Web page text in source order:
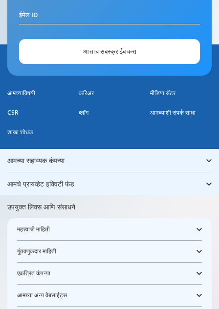
ईमेल ID
आत्ताच सबस्क्राईब करा
आमच्याविषयी करिअर मीडिया सेंटर
CSR ब्लॉग आमच्याशी संपर्क साधा
शाखा शोधक
आमच्या सहाय्यक कंपन्या
आमचे प्रायव्हेट इक्विटी फंड
उपयुक्त लिंक्स आणि संसाधने
महत्त्वाची माहिती
गुंतवणुकदार माहिती
एकत्रित कंपन्या
आमच्या अन्य वेबसाईट्स